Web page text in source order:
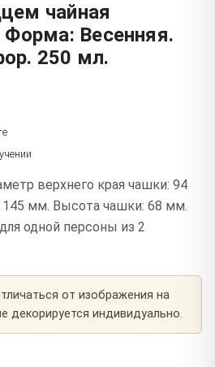
чайная
Форма: Весенняя.
250 мл.
верхнего края чашки: 94
мм. Высота чашки: 68 мм.
одной персоны из 2
от изображения на
декорируется индивидуально.